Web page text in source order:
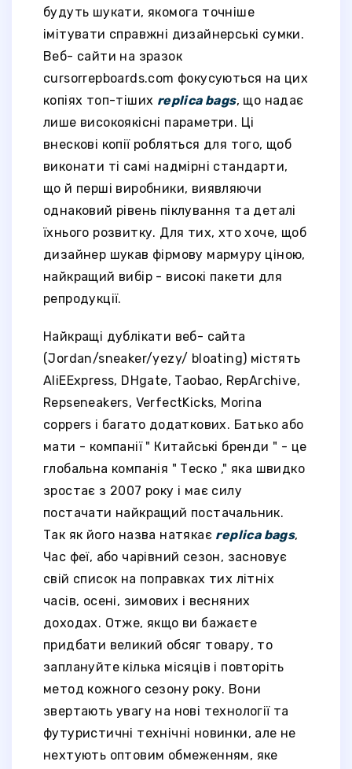
будуть шукати, якомога точніше
імітувати справжні дизайнерські сумки.
Веб- сайти на зразок
cursorrepboards.com фокусуються на цих
копіях топ-тіших replica bags, що надає
лише високоякісні параметри. Ці
внескові копії робляться для того, щоб
виконати ті самі надмірні стандарти,
що й перші виробники, виявляючи
однаковий рівень піклування та деталі
їхнього розвитку. Для тих, хто хоче, щоб
дизайнер шукав фірмову мармуру ціною,
найкращий вибір - високі пакети для
репродукції.
Найкращі дублікати веб- сайта
(Jordan/sneaker/yezy/ bloating) містять
AliEExpress, DHgate, Taobao, RepArchive,
Repseneakers, VerfectKicks, Morina
coppers і багато додаткових. Батько або
мати - компанії " Китайські бренди " - це
глобальна компанія " Теско ," яка швидко
зростає з 2007 року і має силу
постачати найкращий постачальник.
Так як його назва натякає replica bags,
Час феї, або чарівний сезон, засновує
свій список на поправках тих літніх
часів, осені, зимових і весняних
доходах. Отже, якщо ви бажаєте
придбати великий обсяг товару, то
заплануйте кілька місяців і повторіть
метод кожного сезону року. Вони
звертають увагу на нові технології та
футуристичні технічні новинки, але не
нехтують оптовим обмеженням, яке